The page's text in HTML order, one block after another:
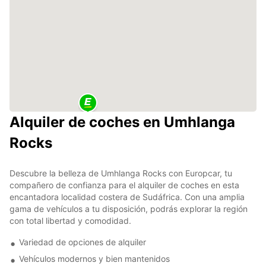
Alquiler de coches en Umhlanga
Rocks
Descubre la belleza de Umhlanga Rocks con Europcar, tu
compañero de confianza para el alquiler de coches en esta
encantadora localidad costera de Sudáfrica. Con una amplia
gama de vehículos a tu disposición, podrás explorar la región
con total libertad y comodidad.
Variedad de opciones de alquiler
Vehículos modernos y bien mantenidos